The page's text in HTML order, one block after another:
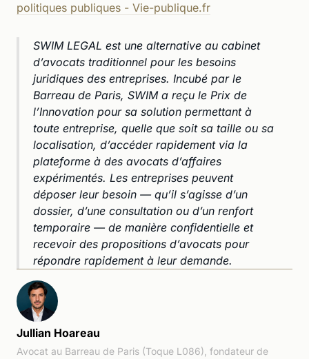
politiques publiques - Vie-publique.fr
SWIM LEGAL est une alternative au cabinet
d’avocats traditionnel pour les besoins
juridiques des entreprises. Incubé par le
Barreau de Paris, SWIM a reçu le Prix de
l’Innovation pour sa solution permettant à
toute entreprise, quelle que soit sa taille ou sa
localisation, d’accéder rapidement via la
plateforme à des avocats d’affaires
expérimentés. Les entreprises peuvent
déposer leur besoin — qu’il s’agisse d’un
dossier, d’une consultation ou d’un renfort
temporaire — de manière confidentielle et
recevoir des propositions d’avocats pour
répondre rapidement à leur demande.
Jullian Hoareau
Avocat au Barreau de Paris (Toque L086), fondateur de